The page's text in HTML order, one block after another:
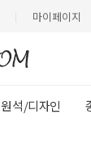
마이페이지
원석/디자인